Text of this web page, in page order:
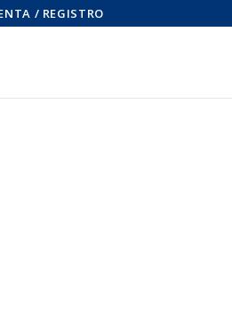
/ REGISTRO